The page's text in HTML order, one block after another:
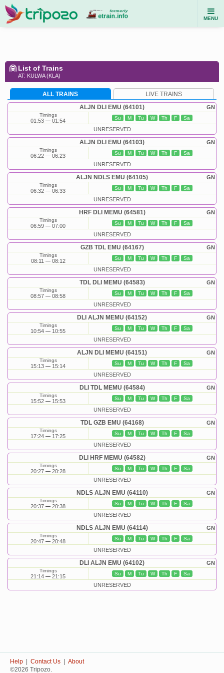
MENU
List of Trains
AT: KULWA (KLA)
ALL TRAINS LIVE TRAINS
GN
ALJN DLI EMU (64101)
Timings
01:53 01:54 Su M Tu W Th F Sa
UNRESERVED
GN
ALJN DLI EMU (64103)
Timings
06:22 06:23 Su M Tu W Th F Sa
UNRESERVED
GN
ALJN NDLS EMU (64105)
Timings
06:32 06:33 Su M Tu W Th F Sa
UNRESERVED
GN
HRF DLI MEMU (64581)
Timings
06:59 07:00 Su M Tu W Th F Sa
UNRESERVED
GN
GZB TDL EMU (64167)
Timings
08:11 08:12 Su M Tu W Th F Sa
UNRESERVED
GN
TDL DLI MEMU (64583)
Timings
08:57 08:58 Su M Tu W Th F Sa
UNRESERVED
GN
DLI ALJN MEMU (64152)
Timings
10:54 10:55 Su M Tu W Th F Sa
UNRESERVED
GN
ALJN DLI MEMU (64151)
Timings
15:13 15:14 Su M Tu W Th F Sa
UNRESERVED
GN
DLI TDL MEMU (64584)
Timings
15:52 15:53 Su M Tu W Th F Sa
UNRESERVED
GN
TDL GZB EMU (64168)
Timings
17:24 17:25 Su M Tu W Th F Sa
UNRESERVED
GN
DLI HRF MEMU (64582)
Timings
20:27 20:28 Su M Tu W Th F Sa
UNRESERVED
GN
NDLS ALJN EMU (64110)
Timings
20:37 20:38 Su M Tu W Th F Sa
UNRESERVED
GN
NDLS ALJN EMU (64114)
Timings
20:47 20:48 Su M Tu W Th F Sa
UNRESERVED
GN
DLI ALJN EMU (64102)
Timings
21:14 21:15 Su M Tu W Th F Sa
UNRESERVED
Help Contact Us
About
©2026 Tripozo.